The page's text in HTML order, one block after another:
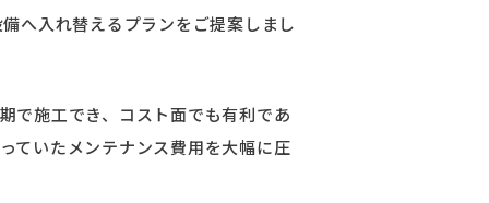
へ入れ替えるプランをご提案しまし
で施工でき、コスト面でも有利であ
ていたメンテナンス費用を大幅に圧